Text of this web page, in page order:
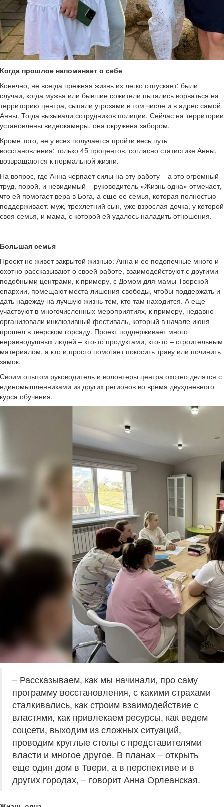
Когда прошлое напоминает о себе
Конечно, не всегда прежняя жизнь их легко отпускает: были
случаи, когда мужья или бывшие сожители пытались ворваться на
территорию центра, сыпали угрозами в том числе и в адрес самой
Анны. Тогда вызывали сотрудников полиции. Сейчас на территории
установлены видеокамеры, она окружена забором.
Кроме того, не у всех получается пройти весь путь
восстановления: только 45 процентов, согласно статистике Анны,
возвращаются к нормальной жизни.
На вопрос, где Анна черпает силы на эту работу – а это огромный
труд, порой, и невидимый – руководитель «Жизнь одна» отмечает,
что ей помогает вера в Бога, а еще ее семья, которая полностью
поддерживает: муж, трехлетний сын, уже взрослая дочка, у которой
своя семья, и мама, с которой ей удалось наладить отношения.
Большая семья
Проект не живет закрытой жизнью: Анна и ее подопечные много и
охотно рассказывают о своей работе, взаимодействуют с другими
подобными центрами, к примеру, с Домом для мамы Тверской
епархии, помещают места лишения свободы, чтобы поддержать и
дать надежду на лучшую жизнь тем, кто там находится. А еще
участвуют в многочисленных мероприятиях, к примеру, недавно
организовали инклюзивный фестиваль, который в начале июня
прошел в тверском горсаду. Проект поддерживает много
неравнодушных людей – кто-то продуктами, кто-то – строительным
материалом, а кто и просто помогает покосить траву или починить
замок.
Своим опытом руководитель и волонтеры центра охотно делятся с
единомышленниками из других регионов во время двухдневного
курса обучения.
– Рассказываем, как мы начинали, про саму
программу восстановления, с какими страхами
сталкивались, как строим взаимодействие с
властями, как привлекаем ресурсы, как ведем
соцсети, выходим из сложных ситуаций,
проводим круглые столы с представителями
власти и многое другое. В планах – открыть
еще один дом в Твери, а в перспективе и в
других городах, – говорит Анна Орлеанская.